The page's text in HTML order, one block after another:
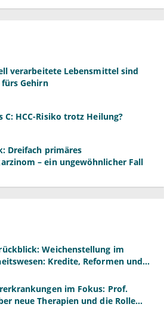
verarbeitete Lebensmittel sind
Gehirn
C: HCC-Risiko trotz Heilung?
Dreifach primäres
– ein ungewöhnlicher Fall
Weichenstellung im
Kredite, Reformen und
im Fokus: Prof.
neue Therapien und die Rolle